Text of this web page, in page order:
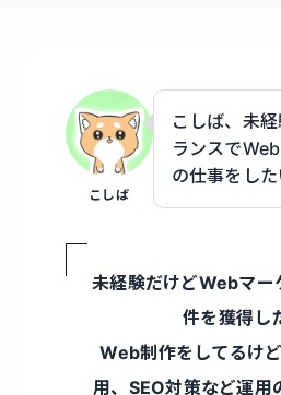
こしば
こしば、未
ランスで
の仕事をした
未経験だけどWebマー
件を獲得し
Web制作をしてるけ
用、SEO対策など運用